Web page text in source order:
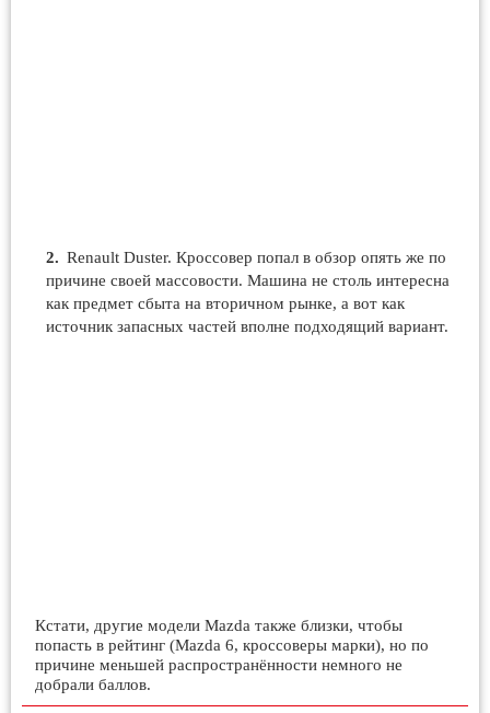
Renault Duster. Кроссовер попал в обзор опять же по
причине своей массовости. Машина не столь интересна
как предмет сбыта на вторичном рынке, а вот как
источник запасных частей вполне подходящий вариант.
Кстати, другие модели Mazda также близки, чтобы
попасть в рейтинг (Mazda 6, кроссоверы марки), но по
причине меньшей распространённости немного не
добрали баллов.